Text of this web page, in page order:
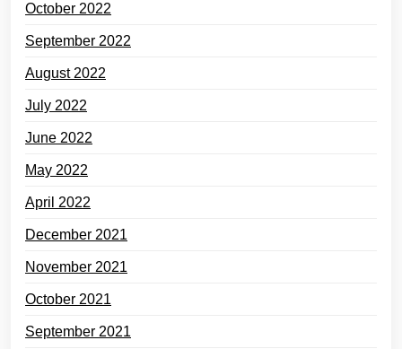
October 2022
September 2022
August 2022
July 2022
June 2022
May 2022
April 2022
December 2021
November 2021
October 2021
September 2021